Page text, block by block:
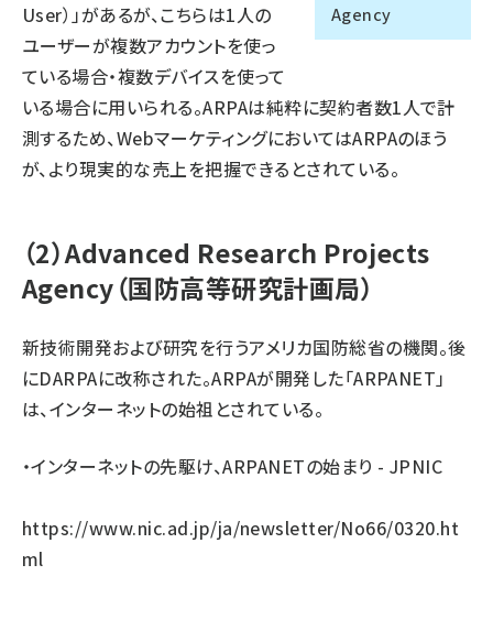
Agency
User）」があるが、こちらは1人の
ユーザーが複数アカウントを使っ
ている場合・複数デバイスを使って
いる場合に用いられる。ARPAは純粋に契約者数1人で計
測するため、WebマーケティングにおいてはARPAのほう
が、より現実的な売上を把握できるとされている。
（2）Advanced Research Projects
Agency（国防高等研究計画局）
新技術開発および研究を行うアメリカ国防総省の機関。後
にDARPAに改称された。ARPAが開発した「ARPANET」
は、インターネットの始祖とされている。
・インターネットの先駆け、ARPANETの始まり - JPNIC
https://www.nic.ad.jp/ja/newsletter/No66/0320.ht
ml